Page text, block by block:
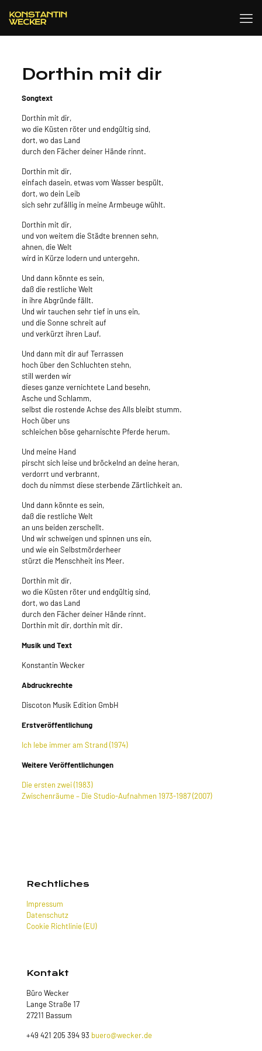
Dorthin mit dir
Songtext
Dorthin mit dir,
wo die Küsten röter und endgültig sind,
dort, wo das Land
durch den Fächer deiner Hände rinnt.
Dorthin mit dir,
einfach dasein, etwas vom Wasser bespült,
dort, wo dein Leib
sich sehr zufällig in meine Armbeuge wühlt.
Dorthin mit dir,
und von weitem die Städte brennen sehn,
ahnen, die Welt
wird in Kürze lodern und untergehn.
Und dann könnte es sein,
daß die restliche Welt
in ihre Abgründe fällt.
Und wir tauchen sehr tief in uns ein,
und die Sonne schreit auf
und verkürzt ihren Lauf.
Und dann mit dir auf Terrassen
hoch über den Schluchten stehn,
still werden wir
dieses ganze vernichtete Land besehn,
Asche und Schlamm,
selbst die rostende Achse des Alls bleibt stumm.
Hoch über uns
schleichen böse geharnischte Pferde herum.
Und meine Hand
pirscht sich leise und bröckelnd an deine heran,
verdorrt und verbrannt,
doch du nimmst diese sterbende Zärtlichkeit an.
Und dann könnte es sein,
daß die restliche Welt
an uns beiden zerschellt.
Und wir schweigen und spinnen uns ein,
und wie ein Selbstmörderheer
stürzt die Menschheit ins Meer.
Dorthin mit dir,
wo die Küsten röter und endgültig sind,
dort, wo das Land
durch den Fächer deiner Hände rinnt.
Dorthin mit dir, dorthin mit dir.
Musik und Text
Konstantin Wecker
Abdruckrechte
Discoton Musik Edition GmbH
Erstveröffentlichung
Ich lebe immer am Strand (1974)
Weitere Veröffentlichungen
Die ersten zwei (1983)
Zwischenräume – Die Studio-Aufnahmen 1973-1987 (2007)
Rechtliches
Impressum
Datenschutz
Cookie Richtlinie (EU)
Kontakt
Büro Wecker
Lange Straße 17
27211 Bassum
+49 421 205 394 93 buero@wecker.de